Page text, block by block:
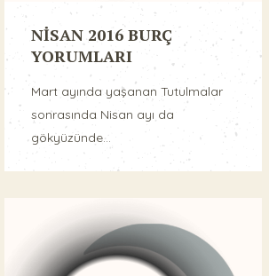
NİSAN 2016 BURÇ
YORUMLARI
Mart ayında yaşanan Tutulmalar
sonrasında Nisan ayı da
gökyüzünde...